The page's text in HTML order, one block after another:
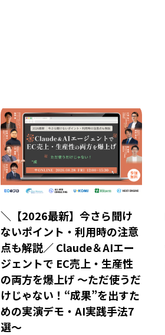
＼【2026最新】今さら聞け
ないポイント・利用時の注意
点も解説／ Claude＆AIエー
ジェントで EC売上・生産性
の両方を爆上げ ～ただ使うだ
けじゃない！“成果”を出すた
めの実演デモ・AI実践手法7
選～